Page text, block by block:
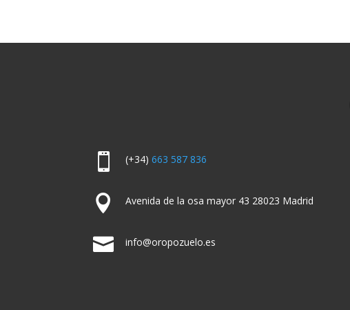
 (+34) 663 587 836
 Avenida de la osa mayor 43 28023 Madrid
 info@oropozuelo.es